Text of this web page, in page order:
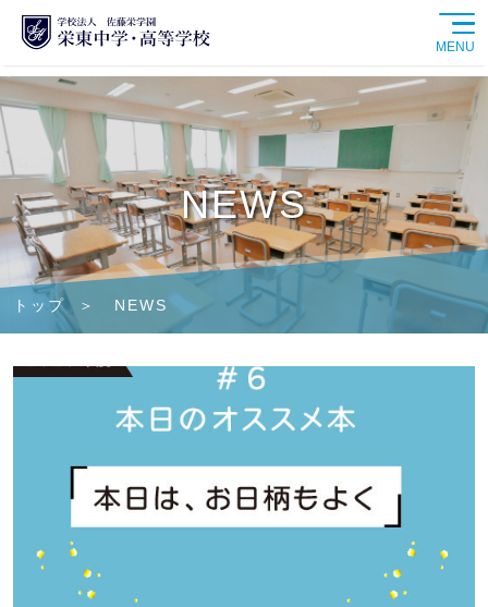
MENU
SHIP 卒業生の方へ 交通案内
学校紹介
中学校
高等学校
学校生活
進路情報
入試情報
NEWS
トップ NEWS